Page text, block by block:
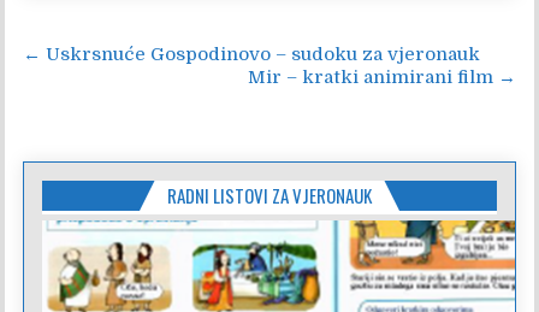
Navigacija
← Uskrsnuće Gospodinovo – sudoku za vjeronauk
Mir – kratki animirani film →
RADNI LISTOVI ZA VJERONAUK